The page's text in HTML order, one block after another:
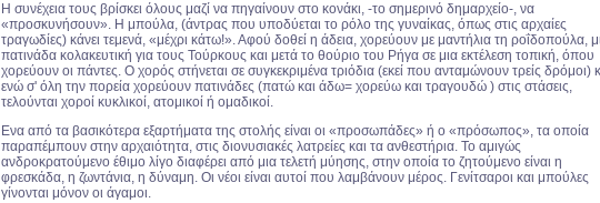
Η συνέχεια τους βρίσκει όλους μαζί να πηγαίνουν στο κονάκι, -το σημερινό δημαρχείο-, να
«προσκυνήσουν». Η μπούλα, (άντρας που υποδύεται το ρόλο της γυναίκας, όπως στις αρχαίες
τραγωδίες) κάνει τεμενά, «μέχρι κάτω!». Αφού δοθεί η άδεια, χορεύουν με μαντήλια τη ροΐδοπούλα,
πατινάδα κολακευτική για τους Τούρκους και μετά το θούριο του Ρήγα σε μια εκτέλεση τοπική, όπου
χορεύουν οι πάντες. Ο χορός στήνεται σε συγκεκριμένα τριόδια (εκεί που ανταμώνουν τρείς δρόμοι)
ενώ σ' όλη την πορεία χορεύουν πατινάδες (πατώ και άδω= χορεύω και τραγουδώ ) στις στάσεις,
τελούνται χοροί κυκλικοί, ατομικοί ή ομαδικοί.
Ενα από τα βασικότερα εξαρτήματα της στολής είναι οι «προσωπάδες» ή ο «πρόσωπος», τα οποία
παραπέμπουν στην αρχαιότητα, στις διονυσιακές λατρείες και τα ανθεστήρια. Το αμιγώς
ανδροκρατούμενο έθιμο λίγο διαφέρει από μια τελετή μύησης, στην οποία το ζητούμενο είναι η
φρεσκάδα, η ζωντάνια, η δύναμη. Οι νέοι είναι αυτοί που λαμβάνουν μέρος. Γενίτσαροι και μπούλες
γίνονται μόνον οι άγαμοι.